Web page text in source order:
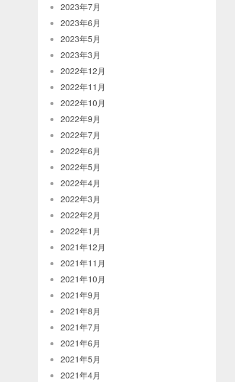
2023年7月
2023年6月
2023年5月
2023年3月
2022年12月
2022年11月
2022年10月
2022年9月
2022年7月
2022年6月
2022年5月
2022年4月
2022年3月
2022年2月
2022年1月
2021年12月
2021年11月
2021年10月
2021年9月
2021年8月
2021年7月
2021年6月
2021年5月
2021年4月